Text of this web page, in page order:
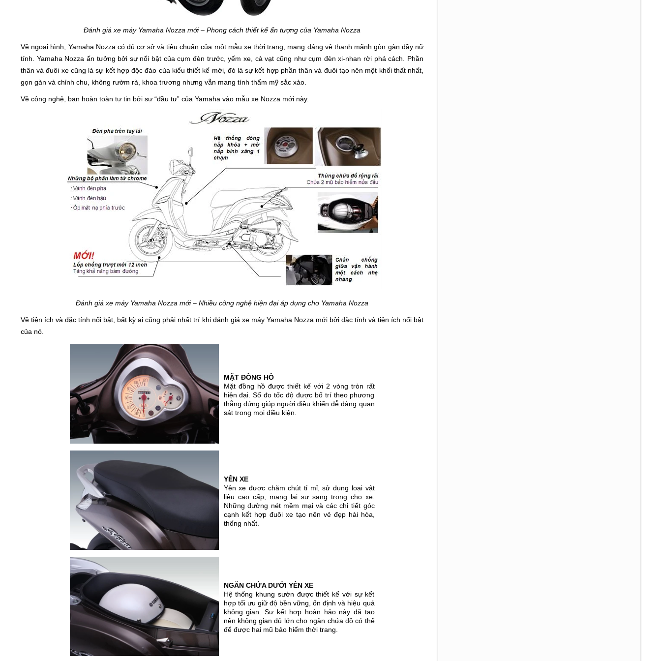
Đánh giá xe máy Yamaha Nozza mới – Phong cách thiết kế ấn tượng của Yamaha Nozza
Về ngoại hình, Yamaha Nozza có đủ cơ sở và tiêu chuẩn của một mẫu xe thời trang, mang dáng vẻ thanh mãnh gòn gàn đầy nữ
tính. Yamaha Nozza ấn tưởng bởi sự nổi bật của cụm đèn trước, yếm xe, cà vạt cũng như cụm đèn xi-nhan rời phá cách. Phần
thân và đuôi xe cũng là sự kết hợp độc đáo của kiểu thiết kế mới, đó là sự kết hợp phần thân và đuôi tạo nên một khối thất nhất,
gọn gàn và chỉnh chu, không rườm rà, khoa trương nhưng vẫn mang tính thẩm mỹ sắc xảo.
Về công nghệ, bạn hoàn toàn tự tin bởi sự “đầu tư” của Yamaha vào mẫu xe Nozza mới này.
Đánh giá xe máy Yamaha Nozza mới – Nhiều công nghệ hiện đại áp dụng cho Yamaha Nozza
Về tiện ích và đặc tính nổi bật, bất kỳ ai cũng phải nhất trí khi đánh giá xe máy Yamaha Nozza mới bởi đặc tính và tiện ích nổi bật
của nó.
MẶT ĐỒNG HỒ
Mặt đồng hồ được thiết kế với 2 vòng tròn rất
hiện đại. Số đo tốc độ được bố trí theo phương
thẳng đứng giúp người điều khiển dễ dàng quan
sát trong mọi điều kiện.
YÊN XE
Yên xe được chăm chút tỉ mỉ, sử dụng loại vật
liệu cao cấp, mang lại sự sang trọng cho xe.
Những đường nét mềm mại và các chi tiết góc
cạnh kết hợp đuôi xe tạo nên vẻ đẹp hài hòa,
thống nhất.
NGĂN CHỨA DƯỚI YÊN XE
Hệ thống khung sườn được thiết kế với sự kết
hợp tối ưu giữ độ bền vững, ổn định và hiệu quả
không gian. Sự kết hợp hoàn hảo này đã tạo
nên không gian đủ lớn cho ngăn chứa đồ có thể
để được hai mũ bảo hiểm thời trang.